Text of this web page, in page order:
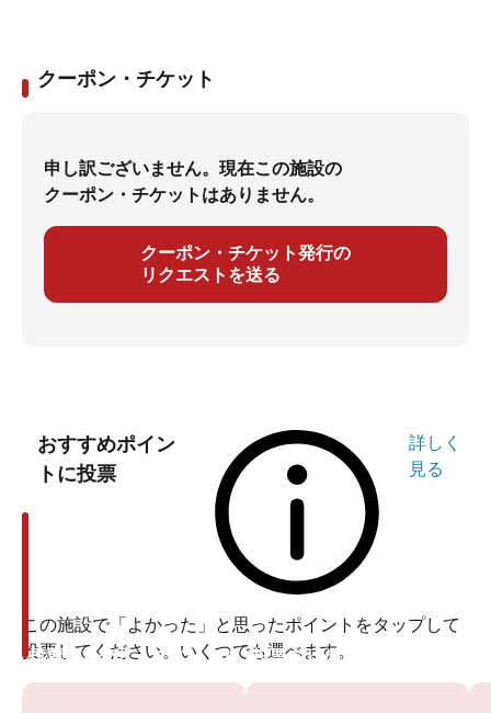
クーポン・チケット
申し訳ございません。現在この施設の
クーポン・チケットはありません。
クーポン・チケット発行の
リクエストを送る
おすすめポイン
トに投票
詳しく
見る
この施設で「よかった」と思ったポイントをタップして
投票してください。いくつでも選べます。
投票ありがとうございます 投票ありがとうございます